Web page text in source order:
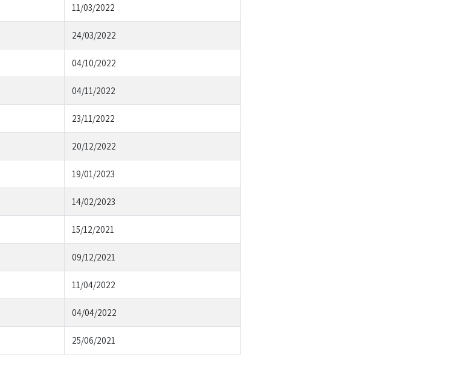
11/03/2022
24/03/2022
04/10/2022
04/11/2022
23/11/2022
20/12/2022
19/01/2023
14/02/2023
15/12/2021
09/12/2021
11/04/2022
04/04/2022
25/06/2021